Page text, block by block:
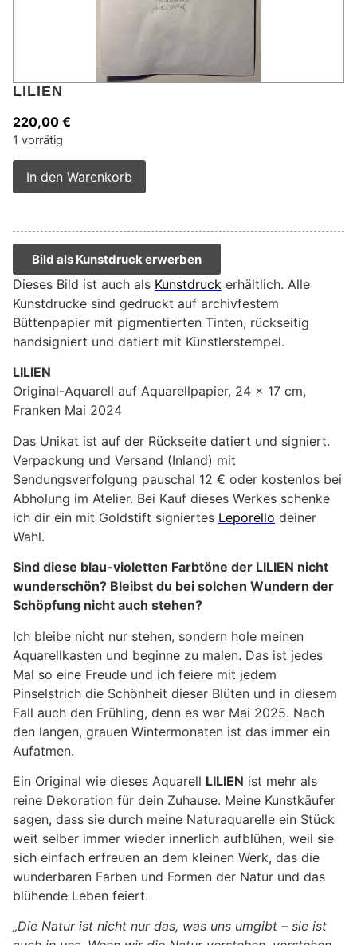
LILIEN
220,00 €
1 vorrätig
In den Warenkorb
Bild als Kunstdruck erwerben
Dieses Bild ist auch als Kunstdruck erhältlich. Alle
Kunstdrucke sind gedruckt auf archivfestem
Büttenpapier mit pigmentierten Tinten, rückseitig
handsigniert und datiert mit Künstlerstempel.
LILIEN
Original-Aquarell auf Aquarellpapier, 24 x 17 cm,
Franken Mai 2024
Das Unikat ist auf der Rückseite datiert und signiert.
Verpackung und Versand (Inland) mit
Sendungsverfolgung pauschal 12 € oder kostenlos bei
Abholung im Atelier. Bei Kauf dieses Werkes schenke
ich dir ein mit Goldstift signiertes Leporello deiner
Wahl.
Sind diese blau-violetten Farbtöne der LILIEN nicht
wunderschön? Bleibst du bei solchen Wundern der
Schöpfung nicht auch stehen?
Ich bleibe nicht nur stehen, sondern hole meinen
Aquarellkasten und beginne zu malen. Das ist jedes
Mal so eine Freude und ich feiere mit jedem
Pinselstrich die Schönheit dieser Blüten und in diesem
Fall auch den Frühling, denn es war Mai 2025. Nach
den langen, grauen Wintermonaten ist das immer ein
Aufatmen.
Ein Original wie dieses Aquarell LILIEN ist mehr als
reine Dekoration für dein Zuhause. Meine Kunstkäufer
sagen, dass sie durch meine Naturaquarelle ein Stück
weit selber immer wieder innerlich aufblühen, weil sie
sich einfach erfreuen an dem kleinen Werk, das die
wunderbaren Farben und Formen der Natur und das
blühende Leben feiert.
„Die Natur ist nicht nur das, was uns umgibt – sie ist